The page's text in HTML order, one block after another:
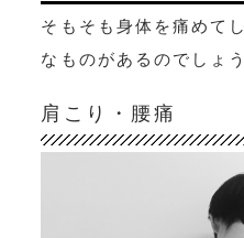
そもそも身体を痛めて
なものがあるのでしょ
肩こり・腰痛